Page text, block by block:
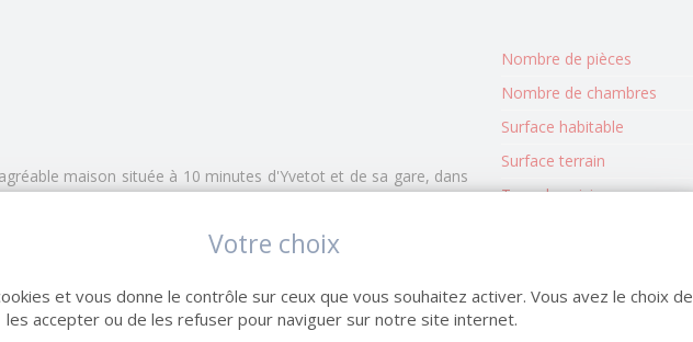
maison située à 10 minutes d'Yvetot et de sa gare, dans
Nombre de pièces
Nombre de chambres
Surface habitable
Surface terrain
Type de cuisine
Nombre de WC
Nombre de salles de bains
Votre choix
et vous donne le contrôle sur ceux que vous souhaitez activer. Vous avez le choix de
les accepter ou de les refuser pour naviguer sur notre site internet.